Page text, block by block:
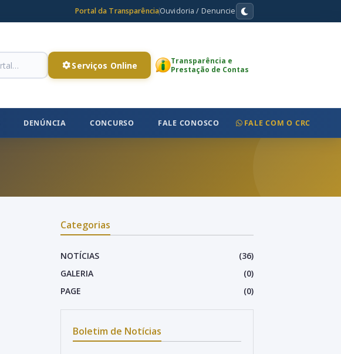
Portal da TransparênciaOuvidoria / Denuncie
Serviços Online
Transparência e
Prestação de Contas
DENÚNCIA CONCURSO FALE CONOSCO FALE COM O CRC
Categorias
NOTÍCIAS
(36)
GALERIA
(0)
PAGE
(0)
Boletim de Notícias